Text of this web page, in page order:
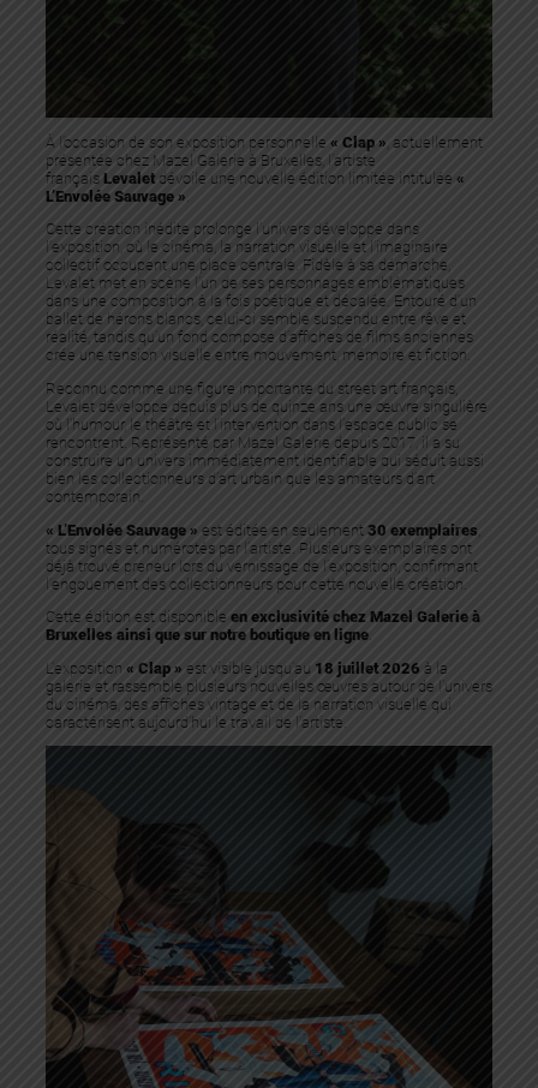
À l’occasion de son exposition personnelle « Clap » , actuellement
présentée chez Mazel Galerie à Bruxelles, l’artiste
français Levalet dévoile une nouvelle édition limitée intitulée «
L’Envolée Sauvage »
Cette création inédite prolonge l’univers développé dans
l’exposition, où le cinéma, la narration visuelle et l’imaginaire
collectif occupent une place centrale. Fidèle à sa démarche,
Levalet met en scène l’un de ses personnages emblématiques
dans une composition à la fois poétique et décalée. Entouré d’un
ballet de hérons blancs, celui-ci semble suspendu entre rêve et
réalité, tandis qu’un fond composé d’affiches de films anciennes
crée une tension visuelle entre mouvement, mémoire et fiction.
Reconnu comme une figure importante du street art français,
Levalet développe depuis plus de quinze ans une œuvre singulière
où l’humour, le théâtre et l’intervention dans l’espace public se
rencontrent. Représenté par Mazel Galerie depuis 2017, il a su
construire un univers immédiatement identifiable qui séduit aussi
bien les collectionneurs d’art urbain que les amateurs d’art
contemporain.
« L’Envolée Sauvage » est éditée en seulement 30 exemplaires
tous signés et numérotés par l’artiste. Plusieurs exemplaires ont
déjà trouvé preneur lors du vernissage de l’exposition, confirmant
l’engouement des collectionneurs pour cette nouvelle création.
Cette édition est disponible en exclusivité chez Mazel Galerie à
Bruxelles ainsi que sur notre boutique en ligne.
L’exposition « Clap » est visible jusqu’au 18 juillet 2026 à la
galerie et rassemble plusieurs nouvelles œuvres autour de l’univers
du cinéma, des affiches vintage et de la narration visuelle qui
caractérisent aujourd’hui le travail de l’artiste.